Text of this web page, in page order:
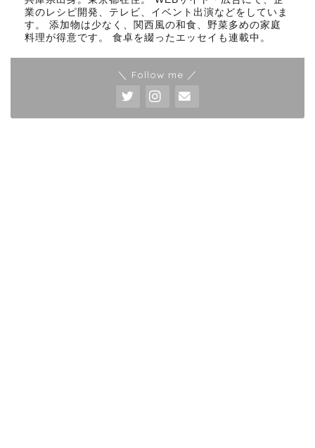
業のレシピ開発、テレビ、イベント出演などをしていま
す。 添加物は少なく、関西風の和食、野菜多めの家庭
料理が得意です。 食卓を綴ったエッセイも連載中。
＼ Follow me ／